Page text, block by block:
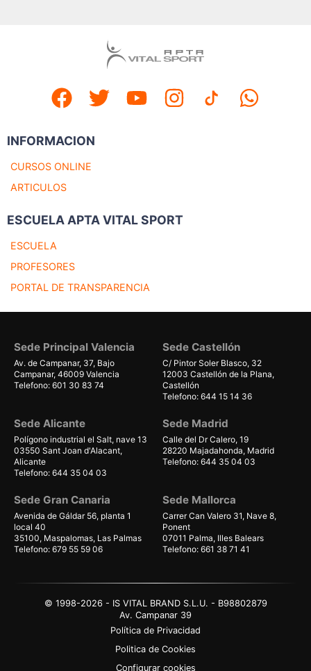
INFORMACION
CURSOS ONLINE
ARTICULOS
ESCUELA APTA VITAL SPORT
ESCUELA
PROFESORES
PORTAL DE TRANSPARENCIA
Sede Principal Valencia
Av. de Campanar, 37, Bajo
Campanar, 46009 Valencia
Telefono: 601 30 83 74
Sede Castellón
C/ Pintor Soler Blasco, 32
12003 Castellón de la Plana,
Castellón
Telefono: 644 15 14 36
Sede Alicante
Polígono industrial el Salt, nave 13
03550 Sant Joan d'Alacant,
Alicante
Telefono: 644 35 04 03
Sede Madrid
Calle del Dr Calero, 19
28220 Majadahonda, Madrid
Telefono: 644 35 04 03
Sede Gran Canaria
Avenida de Gáldar 56, planta 1
local 40
35100, Maspalomas, Las Palmas
Telefono: 679 55 59 06
Sede Mallorca
Carrer Can Valero 31, Nave 8,
Ponent
07011 Palma, Illes Balears
Telefono: 661 38 71 41
© 1998-2026 - IS VITAL BRAND S.L.U. - B98802879
Av. Campanar 39
Política de Privacidad
Politica de Cookies
Configurar cookies